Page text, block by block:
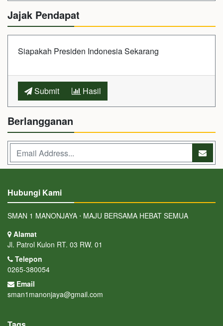
Jajak Pendapat
Siapakah Presiden Indonesia Sekarang
Submit Hasil
Berlangganan
Hubungi Kami
SMAN 1 MANONJAYA ⋅ MAJU BERSAMA HEBAT SEMUA
Alamat
Jl. Patrol Kulon RT. 03 RW. 01
Telepon
0265-380054
Email
sman1manonjaya@gmail.com